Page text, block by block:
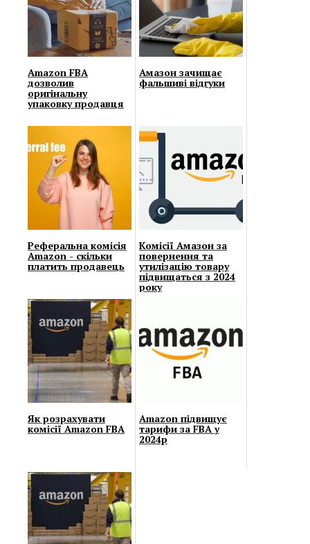
Amazon FBA
дозволив
оригінальну
упаковку продавця
Амазон зачищає
фальшиві відгуки
Реферальна комісія
Amazon - скільки
платить продавець
Комісії Амазон за
повернення та
утилізацію товару
підвищаться з 2024
року
Як розрахувати
комісії Amazon FBA
Amazon підвищує
тарифи за FBA у
2024р